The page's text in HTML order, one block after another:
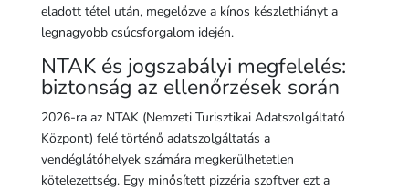
eladott tétel után, megelőzve a kínos készlethiányt a
legnagyobb csúcsforgalom idején.
NTAK és jogszabályi megfelelés:
biztonság az ellenőrzések során
2026-ra az NTAK (Nemzeti Turisztikai Adatszolgáltató
Központ) felé történő adatszolgáltatás a
vendéglátóhelyek számára megkerülhetetlen
kötelezettség. Egy minősített pizzéria szoftver ezt a